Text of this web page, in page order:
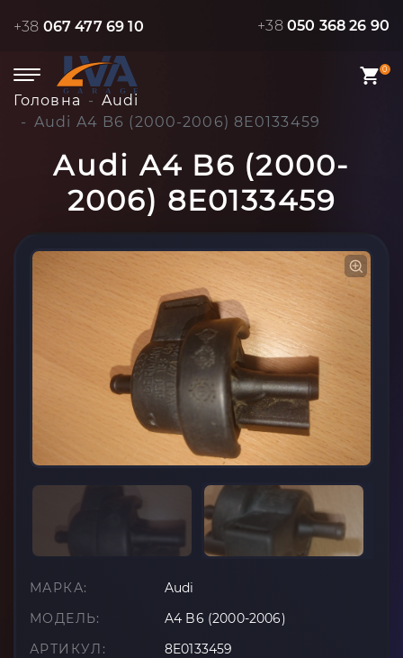
+38 067 477 69 10 +38 050 368 26 90
0
Головна
Audi
Audi A4 B6 (2000-2006) 8E0133459
Audi A4 B6 (2000-
2006) 8E0133459
МАРКА:
Audi
МОДЕЛЬ:
A4 B6 (2000-2006)
АРТИКУЛ:
8E0133459